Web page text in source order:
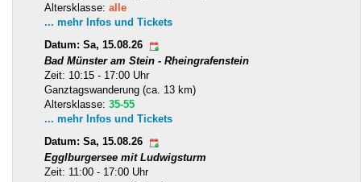
Altersklasse: alle
... mehr Infos und Tickets
Datum: Sa, 15.08.26
Bad Münster am Stein - Rheingrafenstein
Zeit: 10:15 - 17:00 Uhr
Ganztagswanderung (ca. 13 km)
Altersklasse: 35-55
... mehr Infos und Tickets
Datum: Sa, 15.08.26
Egglburgersee mit Ludwigsturm
Zeit: 11:00 - 17:00 Uhr